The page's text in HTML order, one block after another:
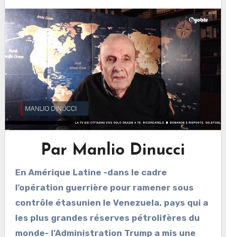
Par Manlio Dinucci
En Amérique Latine -dans le cadre
l’opération guerrière pour ramener sous
contrôle étasunien le Venezuela, pays qui a
les plus grandes réserves pétrolifères du
monde- l’Administration Trump a mis une